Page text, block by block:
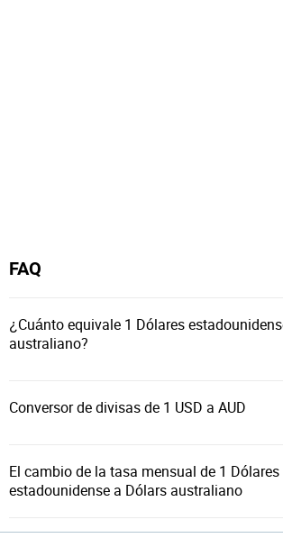
FAQ
¿Cuánto equivale 1 Dólares
australiano?
Conversor de divisas de 1 USD a AUD
El cambio de la tasa mensual de 1 Dólares
estadounidense a Dólars australiano